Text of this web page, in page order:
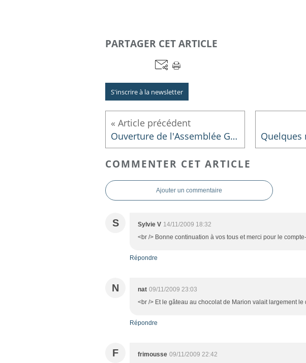
PARTAGER CET ARTICLE
S'inscrire à la newsletter
Ouverture de l'Assemblée Générale Extraordinaire
COMMENTER CET ARTICLE
Ajouter un commentaire
S Sylvie V 14/11/2009 18:32
<br /> Bonne continuation à vos tous et merci pour le
Répondre
N nat 09/11/2009 23:03
<br /> Et le gâteau au chocolat de Marion valait largement le
Répondre
F frimousse 09/11/2009 22:42